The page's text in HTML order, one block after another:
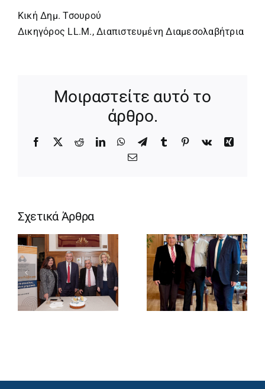
Κική Δημ. Τσουρού
Δικηγόρος LL.M., Διαπιστευμένη Διαμεσολαβήτρια
Μοιραστείτε αυτό το
άρθρο.
Facebook
X RedditLinkedInWhatsApp
TelegramTumblr Pinterest
Vk
Xing
Email
Σχετικά Άρθρα